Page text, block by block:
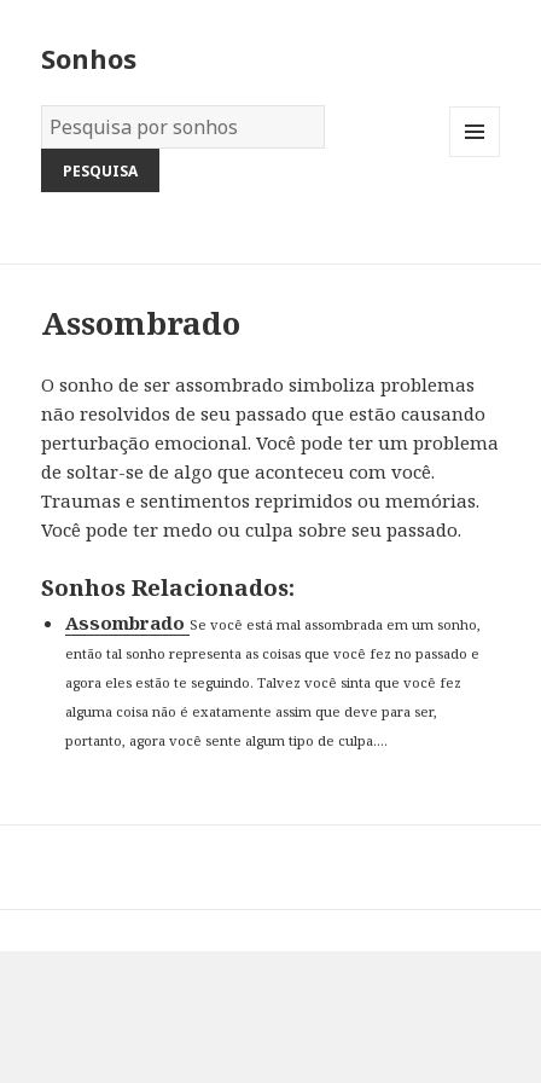
Sonhos
Dicionário
dos
Sonhos:
Assombrado
O sonho de ser assombrado simboliza problemas
não resolvidos de seu passado que estão causando
perturbação emocional. Você pode ter um problema
de soltar-se de algo que aconteceu com você.
Traumas e sentimentos reprimidos ou memórias.
Você pode ter medo ou culpa sobre seu passado.
Sonhos Relacionados:
AssombradoSe você está mal assombrada em um sonho,
então tal sonho representa as coisas que você fez no passado e
agora eles estão te seguindo. Talvez você sinta que você fez
alguma coisa não é exatamente assim que deve para ser,
portanto, agora você sente algum tipo de culpa....